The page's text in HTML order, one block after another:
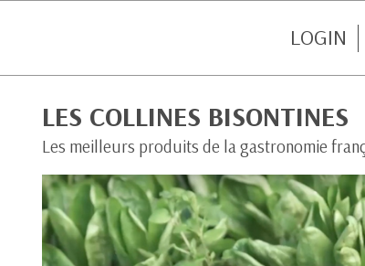
LOGIN
LES COLLINES BISONTINES
Les meilleurs produits de la gastronomie